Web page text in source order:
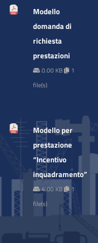
Modello
domanda di
richiesta
prestazioni
0.00 KB
1
file(s)
Modello per
prestazione
“Incentivo
inquadramento”
4.00 KB
1
file(s)